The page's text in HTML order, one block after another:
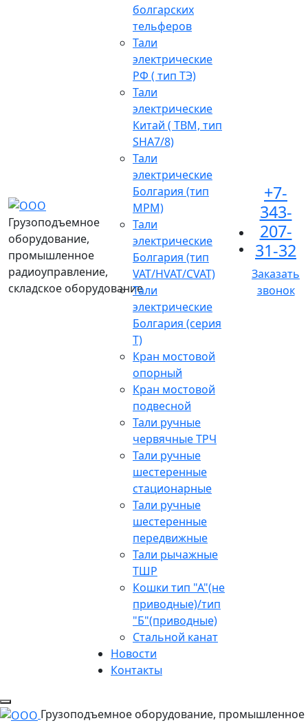
Грузоподъемное
оборудование,
промышленное
радиоуправление,
складское оборудование
болгарских
тельферов
Тали
электрические
РФ ( тип ТЭ)
Тали
электрические
Китай ( TBM, тип
SHA7/8)
Тали
электрические
Болгария (тип
МРМ)
Тали
электрические
Болгария (тип
VAT/HVAT/CVAT)
Тали
электрические
Болгария (серия
Т)
Кран мостовой
опорный
Кран мостовой
подвесной
Тали ручные
червячные ТРЧ
Тали ручные
шестеренные
стационарные
Тали ручные
шестеренные
передвижные
Тали рычажные
ТШР
Кошки тип "А"(не
приводные)/тип
"Б"(приводные)
Стальной канат
Новости
Контакты
+7-
343-
207-
31-32
Заказать
звонок
Грузоподъемное оборудование, промышленное